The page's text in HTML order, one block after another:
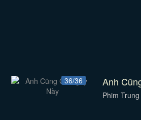
36/36 Anh
Phim